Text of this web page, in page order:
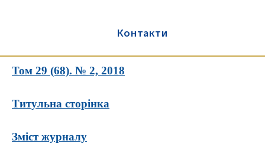
Контакти
Том 29 (68). № 2, 2018
Титульна сторінка
Зміст журналу